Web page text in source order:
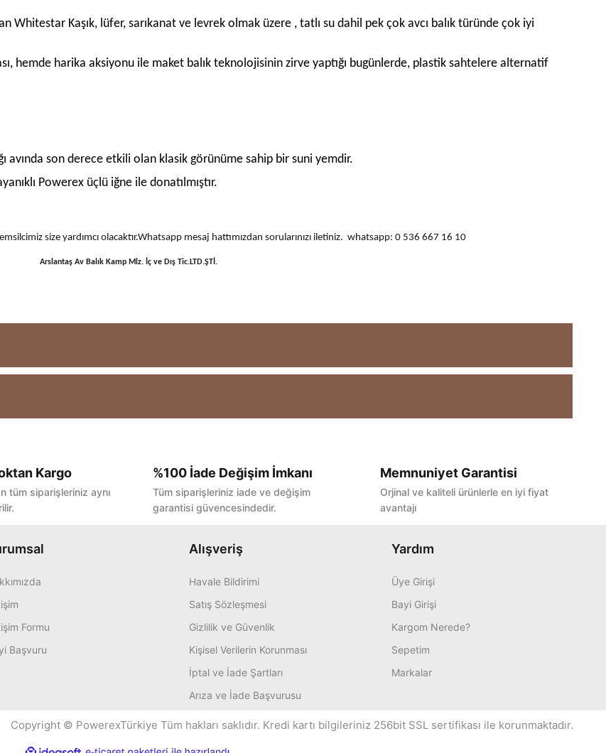
Whitestar Kaşık, lüfer, sarıkanat ve levrek olmak üzere , tatlı su dahil pek çok avcı balık türünde çok iyi
hemde harika aksiyonu ile maket balık teknolojisinin zirve yaptığı bugünlerde, plastik sahtelere alternatif
avında son derece etkili olan klasik görünüme sahip bir suni yemdir.
Powerex üçlü iğne ile donatılmıştır.
size yardımcı olacaktır.Whatsapp mesaj hattımızdan sorularınızı iletiniz. whatsapp: 0 536 667 16 10
Arslantaş Av Balık Kamp Mlz. İç ve Dış Tic.LTD.ŞTİ.
Bu ürüne ilk yorumu siz yapın!
Kargo
tüm siparişleriniz aynı
%100 İade Değişim İmkanı
Tüm siparişleriniz iade ve değişim
garantisi güvencesindedir.
Memnuniyet Garantisi
Orjinal ve kaliteli ürünlerle en iyi fiyat
avantajı
Formu
Başvuru
Alışveriş
Havale Bildirimi
Satış Sözleşmesi
Gizlilik ve Güvenlik
Kişisel Verilerin Korunması
İptal ve İade Şartları
Arıza ve İade Başvurusu
Yardım
Üye Girişi
Bayi Girişi
Kargom Nerede?
Sepetim
Markalar
Copyright © PowerexTürkiye Tüm hakları saklıdır. Kredi kartı bilgileriniz 256bit SSL sertifikası ile korunmaktadır.